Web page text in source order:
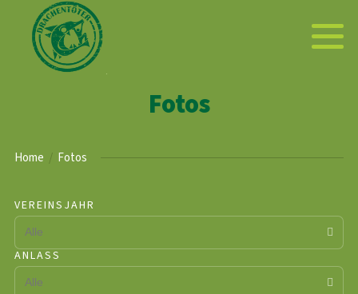
Fotos
Home Fotos
VEREINSJAHR
ANLASS